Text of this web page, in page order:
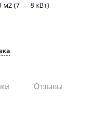
м2 (7 — 8 кВт)
Отзывы